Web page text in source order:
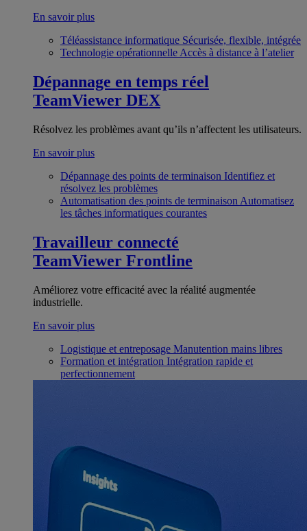
En savoir plus
Téléassistance informatique Sécurisée, flexible, intégrée
Technologie opérationnelle Accès à distance à l’atelier
Dépannage en temps réel
TeamViewer DEX
Résolvez les problèmes avant qu’ils n’affectent les utilisateurs.
En savoir plus
Dépannage des points de terminaison Identifiez et
résolvez les problèmes
Automatisation des points de terminaison Automatisez
les tâches informatiques courantes
Travailleur connecté
TeamViewer Frontline
Améliorez votre efficacité avec la réalité augmentée
industrielle.
En savoir plus
Logistique et entreposage Manutention mains libres
Formation et intégration Intégration rapide et
perfectionnement